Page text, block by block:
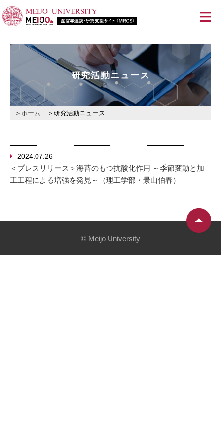
≡
研究活動ニュース
ホーム 研究活動ニュース
2024.07.26
＜プレスリリース＞海苔のもつ抗酸化作用 ～季節変動と加
工工程による増強を発見～（理工学部・景山伯春）
© Meijo University